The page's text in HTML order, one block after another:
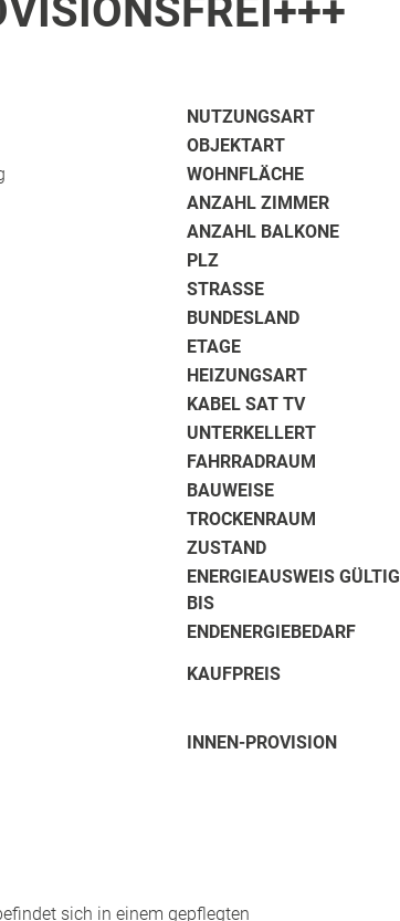
NUTZUNGSART
OBJEKTART
WOHNFLÄCHE
ANZAHL ZIMMER
ANZAHL BALKONE
PLZ
STRASSE
BUNDESLAND
ETAGE
HEIZUNGSART
KABEL SAT TV
UNTERKELLERT
FAHRRADRAUM
BAUWEISE
TROCKENRAUM
ZUSTAND
ENERGIEAUSWEIS GÜLTIG
BIS
ENDENERGIEBEDARF
KAUFPREIS
INNEN-PROVISION
sich in einem gepflegten